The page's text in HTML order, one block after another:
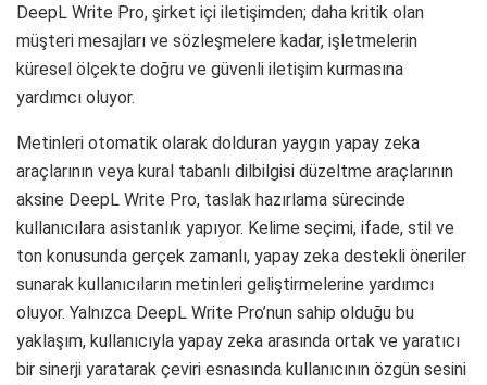
DeepL Write Pro, şirket içi iletişimden; daha kritik olan
müşteri mesajları ve sözleşmelere kadar, işletmelerin
küresel ölçekte doğru ve güvenli iletişim kurmasına
yardımcı oluyor.
Metinleri otomatik olarak dolduran yaygın yapay zeka
araçlarının veya kural tabanlı dilbilgisi düzeltme araçlarının
aksine DeepL Write Pro, taslak hazırlama sürecinde
kullanıcılara asistanlık yapıyor. Kelime seçimi, ifade, stil ve
ton konusunda gerçek zamanlı, yapay zeka destekli öneriler
sunarak kullanıcıların metinleri geliştirmelerine yardımcı
oluyor. Yalnızca DeepL Write Pro’nun sahip olduğu bu
yaklaşım, kullanıcıyla yapay zeka arasında ortak ve yaratıcı
bir sinerji yaratarak çeviri esnasında kullanıcının özgün sesini